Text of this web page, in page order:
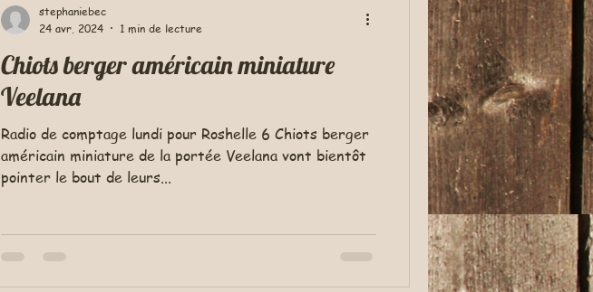
Chiots berger américain miniature
Veelana
Radio de comptage lundi pour Roshelle 6 Chiots berger
américain miniature de la portée Veelana vont bientôt
pointer le bout de leurs...
stephaniebec
24 avr. 2024
1 min de lecture